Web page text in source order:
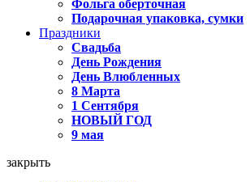
Фольга оберточная
Подарочная упаковка, сумки
Праздники
Свадьба
День Рождения
День Влюбленных
8 Марта
1 Сентября
НОВЫЙ ГОД
9 мая
закрыть